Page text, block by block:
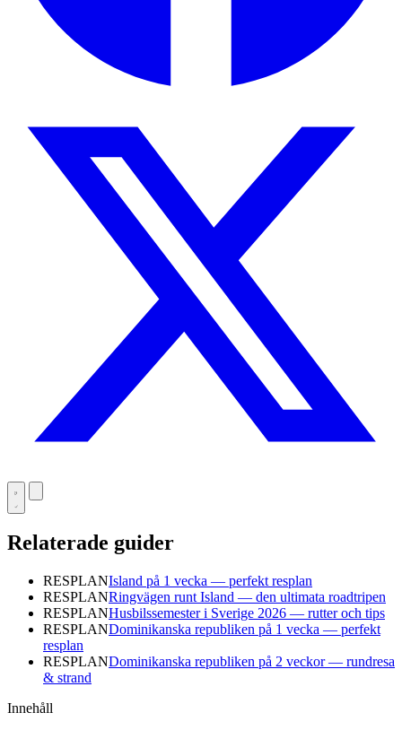
Relaterade guider
RESPLANIsland på 1 vecka — perfekt resplan
RESPLANRingvägen runt Island — den ultimata roadtripen
RESPLANHusbilssemester i Sverige 2026 — rutter och tips
RESPLANDominikanska republiken på 1 vecka — perfekt
resplan
RESPLANDominikanska republiken på 2 veckor — rundresa
& strand
Innehåll